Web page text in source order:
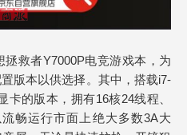
救者Y7000P电竞游戏本，为
版本以供选择。其中，搭载i7-
卡的版本，拥有16核24线程、
畅运行市面上绝大多数3A大